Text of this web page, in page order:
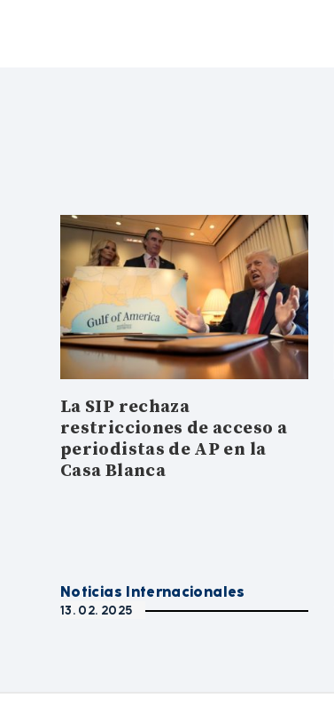
La SIP rechaza
restricciones de acceso a
periodistas de AP en la
Casa Blanca
Noticias Internacionales
13. 02. 2025